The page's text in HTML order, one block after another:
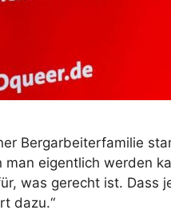
Bergarbeiterfamilie
man eigentlich werden
was gerecht ist. Dass
dazu.“